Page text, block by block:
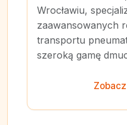
Wrocławiu,
zaawansowanych
transportu
szeroką gamę